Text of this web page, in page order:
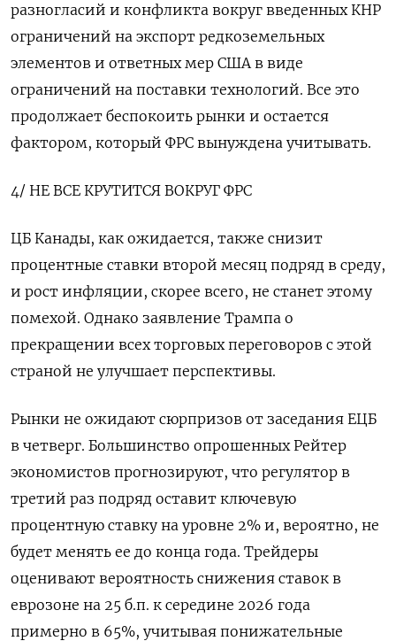
разногласий и конфликта вокруг введенных КНР
ограничений на экспорт редкоземельных
элементов и ответных мер США в виде
ограничений на поставки технологий. Все это
продолжает беспокоить рынки и остается
фактором, который ФРС вынуждена учитывать.
4/ НЕ ВСЕ КРУТИТСЯ ВОКРУГ ФРС
ЦБ Канады, как ожидается, также снизит
процентные ставки второй месяц подряд в среду,
и рост инфляции, скорее всего, не станет этому
помехой. Однако заявление Трампа о
прекращении всех торговых переговоров с этой
страной не улучшает перспективы.
Рынки не ожидают сюрпризов от заседания ЕЦБ
в четверг. Большинство опрошенных Рейтер
экономистов прогнозируют, что регулятор в
третий раз подряд оставит ключевую
процентную ставку на уровне 2% и, вероятно, не
будет менять ее до конца года. Трейдеры
оценивают вероятность снижения ставок в
еврозоне на 25 б.п. к середине 2026 года
примерно в 65%, учитывая понижательные